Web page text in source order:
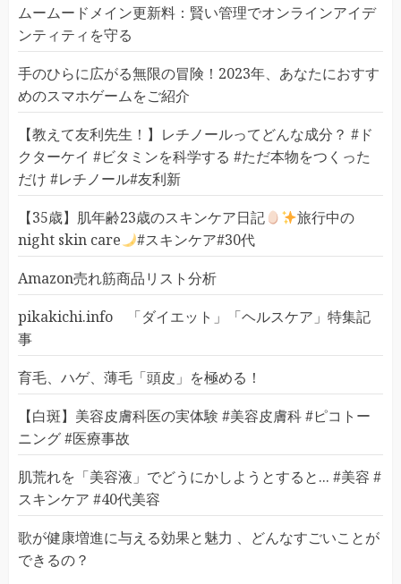
ムームードメイン更新料：賢い管理でオンラインアイデ
ンティティを守る
手のひらに広がる無限の冒険！2023年、あなたにおすす
めのスマホゲームをご紹介
【教えて友利先生！】レチノールってどんな成分？ #ド
クターケイ #ビタミンを科学する #ただ本物をつくった
だけ #レチノール#友利新
【35歳】肌年齢23歳のスキンケア日記
旅行中の
night skin care
#スキンケア#30代
Amazon売れ筋商品リスト分析
pikakichi.info 「ダイエット」「ヘルスケア」特集記
事
育毛、ハゲ、薄毛「頭皮」を極める！
【白斑】美容皮膚科医の実体験 #美容皮膚科 #ピコトー
ニング #医療事故
肌荒れを「美容液」でどうにかしようとすると... #美容 #
スキンケア #40代美容
歌が健康増進に与える効果と魅力 、どんなすごいことが
できるの？